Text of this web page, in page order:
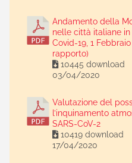
Andamento della
nelle città italiane in
Covid-19, 1
rapporto)
10445 download
03/04/2020
Valutazione del
l’inquinamento
SARS-CoV-2
10419 download
17/04/2020